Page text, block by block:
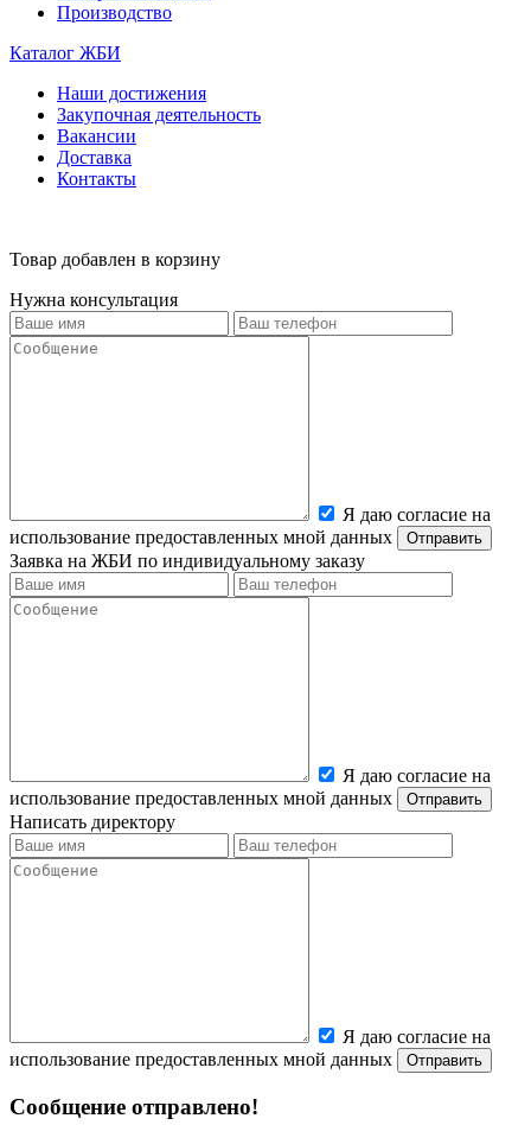
Производство
Каталог ЖБИ
Наши достижения
Закупочная деятельность
Вакансии
Доставка
Контакты
Товар добавлен в корзину
Нужна консультация
Я даю согласие на
использование предоставленных мной данных
Заявка на ЖБИ по индивидуальному заказу
Я даю согласие на
использование предоставленных мной данных
Написать директору
Я даю согласие на
использование предоставленных мной данных
Сообщение отправлено!